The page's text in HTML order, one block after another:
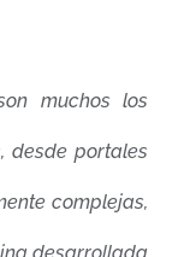
muchos los
desde portales
complejas,